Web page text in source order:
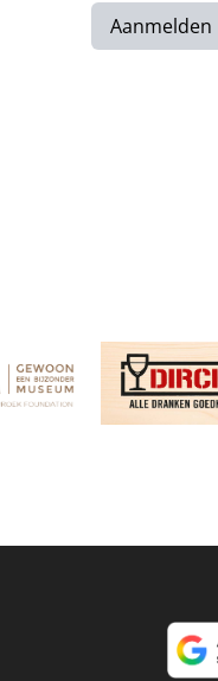
Aanmelden